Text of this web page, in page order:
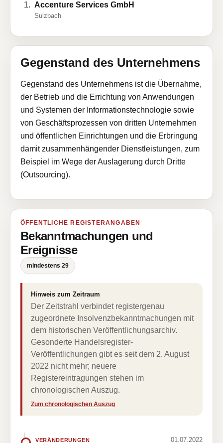
Accenture Services GmbH
Sulzbach
Gegenstand des Unternehmens
Gegenstand des Unternehmens ist die Übernahme,
der Betrieb und die Errichtung von Anwendungen
und Systemen der Informationstechnologie sowie
von Geschäftsprozessen von dritten Unternehmen
und öffentlichen Einrichtungen und die Erbringung
damit zusammenhängender Dienstleistungen, zum
Beispiel im Wege der Auslagerung durch Dritte
(Outsourcing).
ÖFFENTLICHE REGISTERANGABEN
Bekanntmachungen und
Ereignisse
mindestens 29
Hinweis zum Zeitraum
Der Zeitstrahl verbindet registergenau
zugeordnete Insolvenzbekanntmachungen mit
dem historischen Veröffentlichungsarchiv.
Gesonderte Handelsregister-
Veröffentlichungen gibt es seit dem 2. August
2022 nicht mehr; neuere
Registereintragungen stehen im
chronologischen Auszug.
Zum chronologischen Auszug
VERÄNDERUNGEN 01.07.2022